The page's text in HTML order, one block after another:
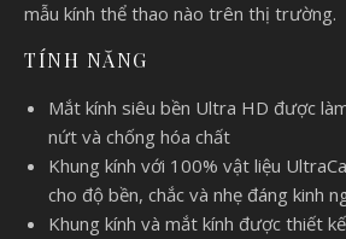
mẫu kính thể thao nào trên thị trường.
TÍNH NĂNG
Mắt kính siêu bền Ultra HD được
nứt và chống hóa chất
Khung kính với 100% vật liệu
cho độ bền, chắc và nhẹ đáng kinh
Khung kính và mắt kính được thiết